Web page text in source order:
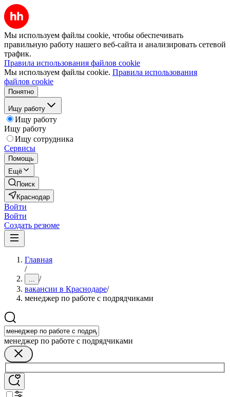
Мы используем файлы cookie, чтобы обеспечивать
правильную работу нашего веб-сайта и анализировать сетевой
трафик.
Правила использования файлов cookie
Мы используем файлы cookie. Правила использования
файлов cookie
Понятно
Ищу работу
Ищу работу
Ищу работу
Ищу сотрудника
Сервисы
Помощь
Ещё
Поиск
Краснодар
Войти
Войти
Создать резюме
Главная
/
... /
вакансии в Краснодаре/
менеджер по работе с подрядчиками
менеджер по работе с подрядчиками